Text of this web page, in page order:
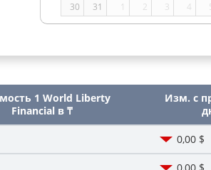
30
31 1 2 3 4
1 World Liberty
Financial в ₸
Изм. с
0,00 $